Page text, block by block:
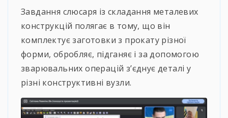
Завдання слюсаря із складання металевих
конструкцій полягає в тому, що він
комплектує заготовки з прокату різної
форми, обробляє, підганяє і за допомогою
зварювальних операцій з’єднує деталі у
різні конструктивні вузли.